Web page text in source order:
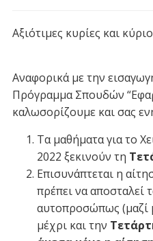
Αξιότιμες κυρίες και
Αναφορικά με την
Πρόγραμμα Σπουδών
καλωσορίζουμε και σας
Τα μαθήματα για το
2022 ξεκινούν τη
Επισυνάπτεται η
πρέπει να αποσταλεί
αυτοπροσώπως (μαζί
μέχρι και την